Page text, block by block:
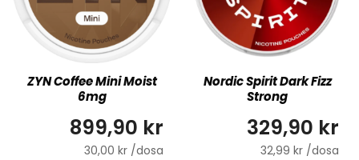
ZYN Coffee Mini Moist
6mg
899,90 kr
30,00 kr /dosa
Nordic Spirit Dark Fizz
Strong
329,90 kr
32,99 kr /dosa